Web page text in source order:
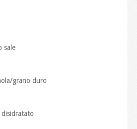
sale
grano duro